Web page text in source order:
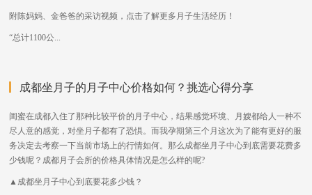
附陈妈妈、金爸爸的采访视频，点击了解更多月子生活经历！
“总计1100公...
成都坐月子的月子中心价格如何？挑选心得分享
闺蜜在成都入住了那种比较平价的月子中心，结果感觉环境、月嫂都给人一种不
尽人意的感觉，对坐月子都有了恐惧。而我孕期第三个月这次为了能有更好的服
务决定去考察一下当前市场上的行情如何。那么成都坐月子中心到底需要花费多
少钱呢？成都月子会所的价格具体情况是怎么样的呢?
▲成都坐月子中心到底要花多少钱？